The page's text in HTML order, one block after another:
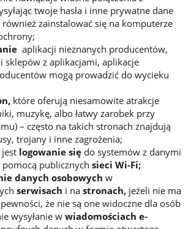
twoje hasła i inne prywatne dane
również zainstalować się na komputerze
aplikacji nieznanych producentów,
sklepów z aplikacjami, aplikacje
mogą prowadzić do wycieku
które oferują niesamowite atrakcje
muzykę, albo łatwy zarobek przy
– często na takich stronach znajdują
trojany i inne zagrożenia;
logowanie się do systemów z danymi
publicznych sieci Wi-Fi;
danych osobowych w
serwisach i na stronach,jeżeli nie ma
że nie są one widoczne dla osób
wysyłanie wwiadomościach e-